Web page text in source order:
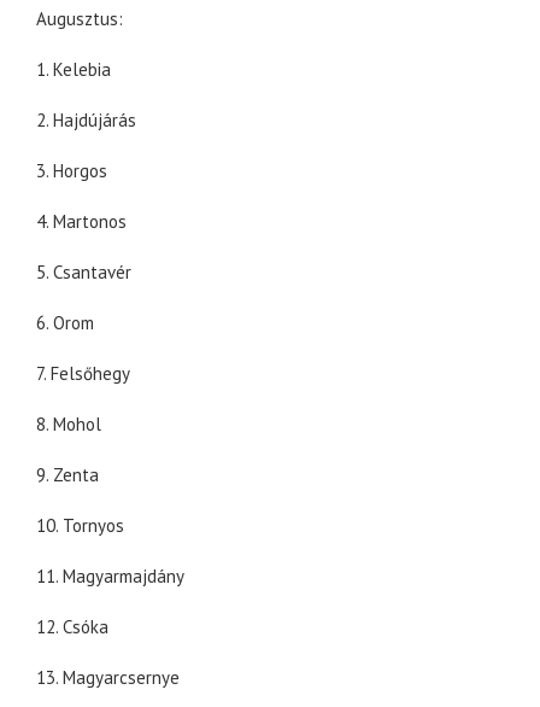
Augusztus:
1. Kelebia
2. Hajdújárás
3. Horgos
4. Martonos
5. Csantavér
6. Orom
7. Felsőhegy
8. Mohol
9. Zenta
10. Tornyos
11. Magyarmajdány
12. Csóka
13. Magyarcsernye